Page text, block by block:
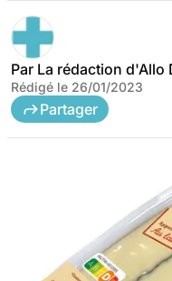
Par La rédaction d'Allo
Rédigé le 26/01/2023
Partager